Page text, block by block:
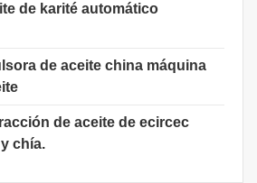
de karité automático
de aceite china máquina
de aceite de ecircec
chía.